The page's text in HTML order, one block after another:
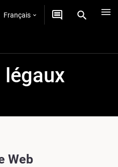
Français
légaux
Web